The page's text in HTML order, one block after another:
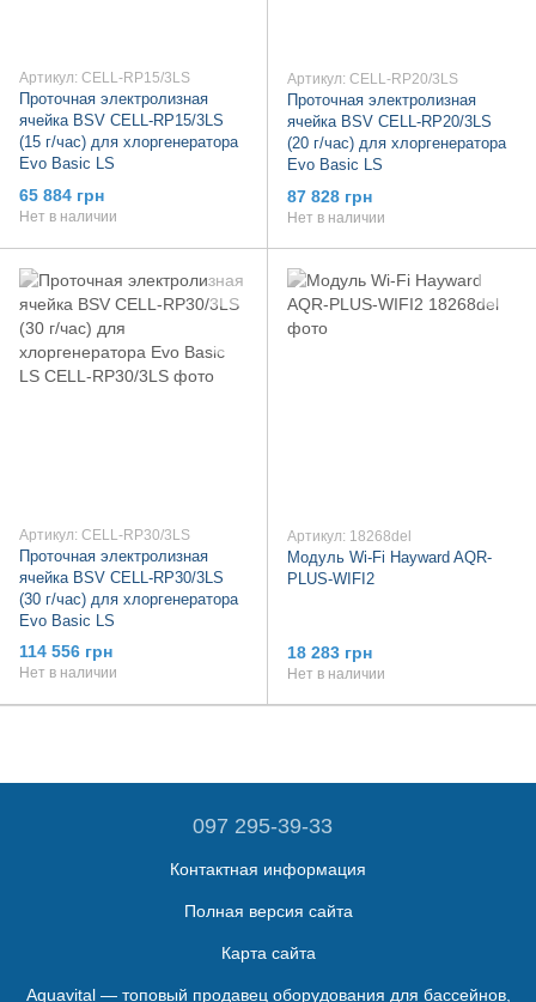
Артикул: CELL-RP15/3LS
Проточная электролизная
ячейка BSV CELL-RP15/3LS
(15 г/час) для хлоргенератора
Evo Basic LS
65 884 грн
Нет в наличии
Артикул: CELL-RP20/3LS
Проточная электролизная
ячейка BSV CELL-RP20/3LS
(20 г/час) для хлоргенератора
Evo Basic LS
87 828 грн
Нет в наличии
Артикул: CELL-RP30/3LS
Проточная электролизная
ячейка BSV CELL-RP30/3LS
(30 г/час) для хлоргенератора
Evo Basic LS
114 556 грн
Нет в наличии
Артикул: 18268del
Модуль Wi-Fi Hayward AQR-
PLUS-WIFI2
18 283 грн
Нет в наличии
097 295-39-33
Контактная информация
Полная версия сайта
Карта сайта
Aquavital — топовый продавец оборудования для бассейнов,